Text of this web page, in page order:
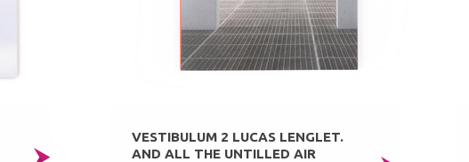
VESTIBULUM 2 LUCAS LENGLET.
AND ALL THE UNTILLED AIR